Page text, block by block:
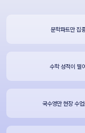
문학파트만 집
수학 성적이 떨
국수영만 현장 수